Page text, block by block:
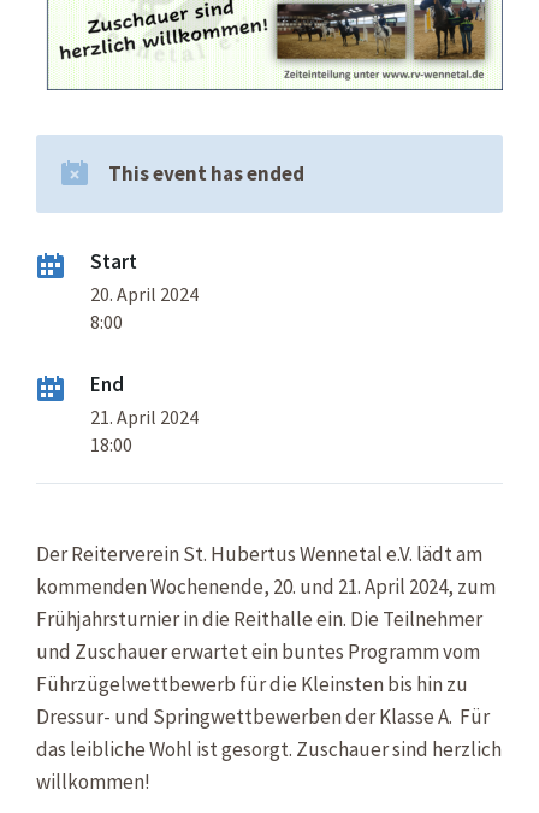
This event has ended
Start
20. April 2024
8:00
End
21. April 2024
18:00
Der Reiterverein St. Hubertus Wennetal e.V. lädt am
kommenden Wochenende, 20. und 21. April 2024, zum
Frühjahrsturnier in die Reithalle ein. Die Teilnehmer
und Zuschauer erwartet ein buntes Programm vom
Führzügelwettbewerb für die Kleinsten bis hin zu
Dressur- und Springwettbewerben der Klasse A. Für
das leibliche Wohl ist gesorgt. Zuschauer sind herzlich
willkommen!